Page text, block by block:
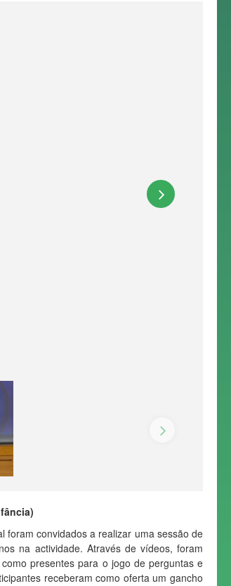
convidados a realizar uma sessão de
na actividade. Através de vídeos, foram
presentes para o jogo de perguntas e
receberam como oferta um gancho